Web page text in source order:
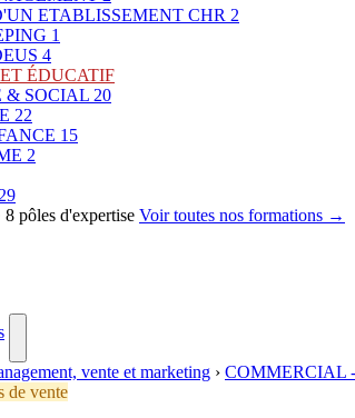
ETABLISSEMENT CHR 2
1
4
ÉDUCATIF
& SOCIAL 20
22
15
2
29
8 pôles d'expertise Voir toutes nos formations →
vente et marketing › COMMERCIAL
de vente